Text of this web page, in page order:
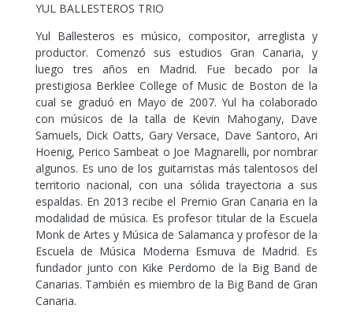
YUL BALLESTEROS TRIO
Yul Ballesteros es músico, compositor, arreglista y
productor. Comenzó sus estudios Gran Canaria, y
luego tres años en Madrid. Fue becado por la
prestigiosa Berklee College of Music de Boston de la
cual se graduó en Mayo de 2007. Yul ha colaborado
con músicos de la talla de Kevin Mahogany, Dave
Samuels, Dick Oatts, Gary Versace, Dave Santoro, Ari
Hoenig, Perico Sambeat o Joe Magnarelli, por nombrar
algunos. Es uno de los guitarristas más talentosos del
territorio nacional, con una sólida trayectoria a sus
espaldas. En 2013 recibe el Premio Gran Canaria en la
modalidad de música. Es profesor titular de la Escuela
Monk de Artes y Música de Salamanca y profesor de la
Escuela de Música Moderna Esmuva de Madrid. Es
fundador junto con Kike Perdomo de la Big Band de
Canarias. También es miembro de la Big Band de Gran
Canaria.